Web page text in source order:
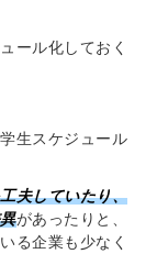
ール化しておく
生スケジュール
夫していたり、
があったりと、
る企業も少なく